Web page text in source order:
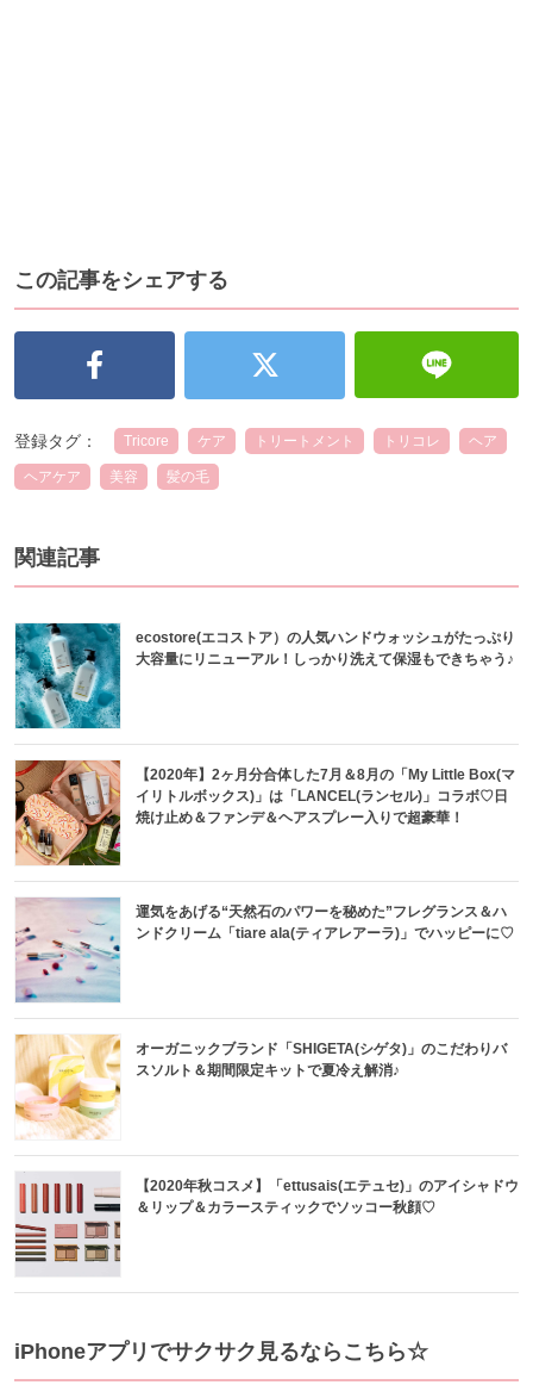
この記事をシェアする
登録タグ： Tricore ケア トリートメント トリコレ ヘア
ヘアケア 美容 髪の毛
関連記事
ecostore(エコストア）の人気ハンドウォッシュがたっぷり
大容量にリニューアル！しっかり洗えて保湿もできちゃう♪
【2020年】2ヶ月分合体した7月＆8月の「My Little Box(マ
イリトルボックス)」は「LANCEL(ランセル)」コラボ♡日
焼け止め＆ファンデ＆ヘアスプレー入りで超豪華！
運気をあげる“天然石のパワーを秘めた”フレグランス＆ハ
ンドクリーム「tiare ala(ティアレアーラ)」でハッピーに♡
オーガニックブランド「SHIGETA(シゲタ)」のこだわりバ
スソルト＆期間限定キットで夏冷え解消♪
【2020年秋コスメ】「ettusais(エテュセ)」のアイシャドウ
＆リップ＆カラースティックでソッコー秋顔♡
iPhoneアプリでサクサク見るならこちら☆